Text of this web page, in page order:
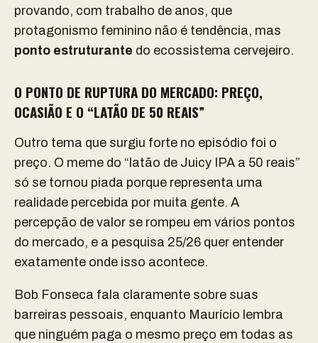
provando, com trabalho de anos, que
protagonismo feminino não é tendência, mas
ponto estruturante do ecossistema cervejeiro.
O PONTO DE RUPTURA DO MERCADO: PREÇO,
OCASIÃO E O “LATÃO DE 50 REAIS”
Outro tema que surgiu forte no episódio foi o
preço. O meme do “latão de Juicy IPA a 50 reais”
só se tornou piada porque representa uma
realidade percebida por muita gente. A
percepção de valor se rompeu em vários pontos
do mercado, e a pesquisa 25/26 quer entender
exatamente onde isso acontece.
Bob Fonseca fala claramente sobre suas
barreiras pessoais, enquanto Maurício lembra
que ninguém paga o mesmo preço em todas as